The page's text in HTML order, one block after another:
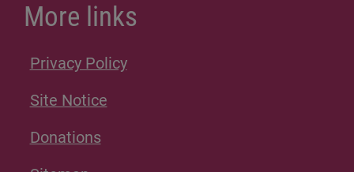
More links
Privacy Policy
Site Notice
Donations